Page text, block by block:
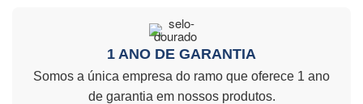
1 ANO DE GARANTIA
Somos a única empresa do ramo que oferece 1 ano
de garantia em nossos produtos.